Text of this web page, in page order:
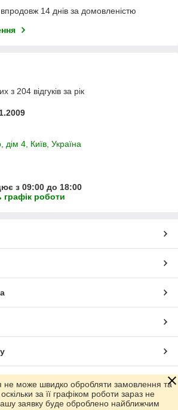
14 днів за домовленістю
з 204 відгуків за рік
дім 4, Київ, Україна
з 09:00 до 18:00
графік роботи
Prom.ua
не може швидко обробляти замовлення та
за її графіком роботи зараз не
заявку буде оброблено найближчим